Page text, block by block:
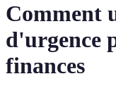
Comment
d'urgence
finances